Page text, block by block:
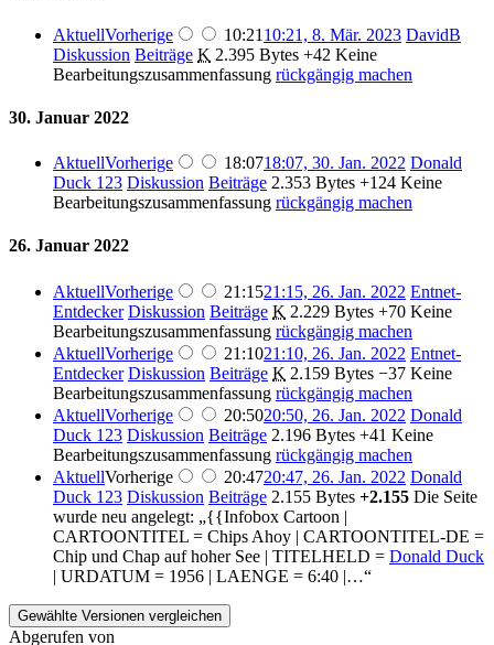
AktuellVorherige 10:21 10:21, 8. Mär. 2023 DavidB
Diskussion Beiträge K 2.395 Bytes +42 Keine
Bearbeitungszusammenfassung rückgängig machen
30. Januar 2022
AktuellVorherige 18:0718:07, 30. Jan. 2022 Donald
Duck 123 Diskussion Beiträge 2.353 Bytes +124 Keine
Bearbeitungszusammenfassung rückgängig machen
26. Januar 2022
AktuellVorherige 21:1521:15, 26. Jan. 2022 Entnet-
Entdecker Diskussion Beiträge K 2.229 Bytes +70 Keine
Bearbeitungszusammenfassung rückgängig machen
AktuellVorherige 21:1021:10, 26. Jan. 2022 Entnet-
Entdecker Diskussion Beiträge K 2.159 Bytes −37 Keine
Bearbeitungszusammenfassung rückgängig machen
AktuellVorherige 20:5020:50, 26. Jan. 2022 Donald
Duck 123 Diskussion Beiträge 2.196 Bytes +41 Keine
Bearbeitungszusammenfassung rückgängig machen
AktuellVorherige 20:4720:47, 26. Jan. 2022 Donald
Duck 123 Diskussion Beiträge 2.155 Bytes +2.155 Die Seite
wurde neu angelegt: „{{Infobox Cartoon |
CARTOONTITEL = Chips Ahoy | CARTOONTITEL-DE =
Chip und Chap auf hoher See | TITELHELD = Donald Duck
| URDATUM = 1956 | LAENGE = 6:40 |…“
Abgerufen von